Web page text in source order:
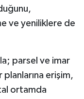
ve yeniliklere de
parsel ve imar
erişim,
ortamda